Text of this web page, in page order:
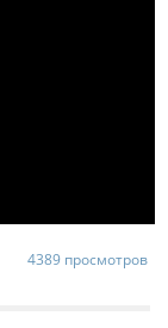
4389 просмотров